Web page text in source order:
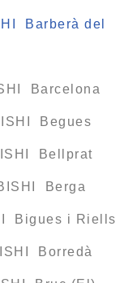
Barberà del
Barcelona
Begues
Bellprat
Berga
Bigues i Riells
Borredà